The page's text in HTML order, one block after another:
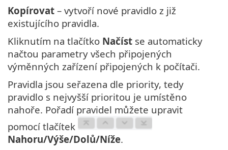
Kopírovat – vytvoří nové pravidlo z již
existujícího pravidla.
Kliknutím na tlačítko Načíst se automaticky
načtou parametry všech připojených
výměnných zařízení připojených k počítači.
Pravidla jsou seřazena dle priority, tedy
pravidlo s nejvyšší prioritou je umístěno
nahoře. Pořadí pravidel můžete upravit
pomocí tlačítek
Nahoru/Výše/Dolů/Níže.